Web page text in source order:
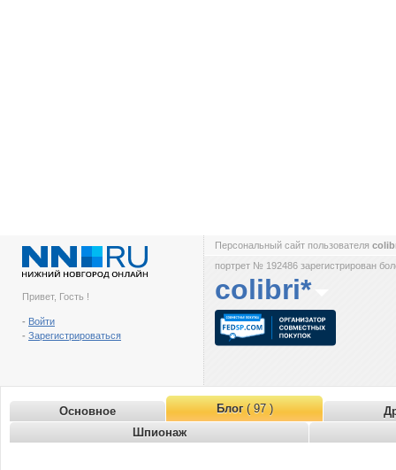
Привет, Гость !
- Войти
- Зарегистрироваться
Персональный сайт пользователя
портрет № 192486 зарегистрирован
colibri*
Основное Блог( 97 )
Шпионаж